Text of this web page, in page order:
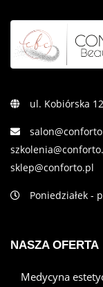
ul. Kobiórska
sklep@conforto.pl
Poniedziałek -
NASZA OFERTA
Medycyna